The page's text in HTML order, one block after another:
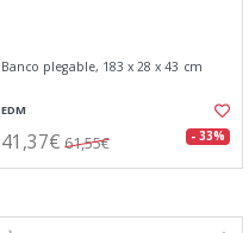
Banco plegable, 183 x 28 x 43 cm
EDM
41,37€ 61,55€ - 33%